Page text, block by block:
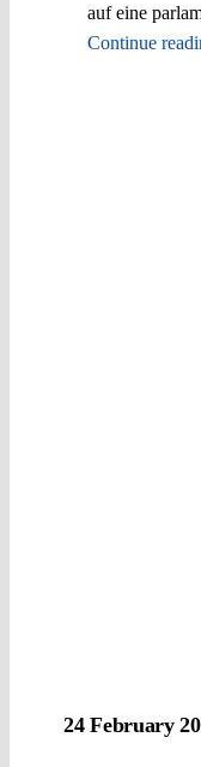
auf eine
Continue
24 February